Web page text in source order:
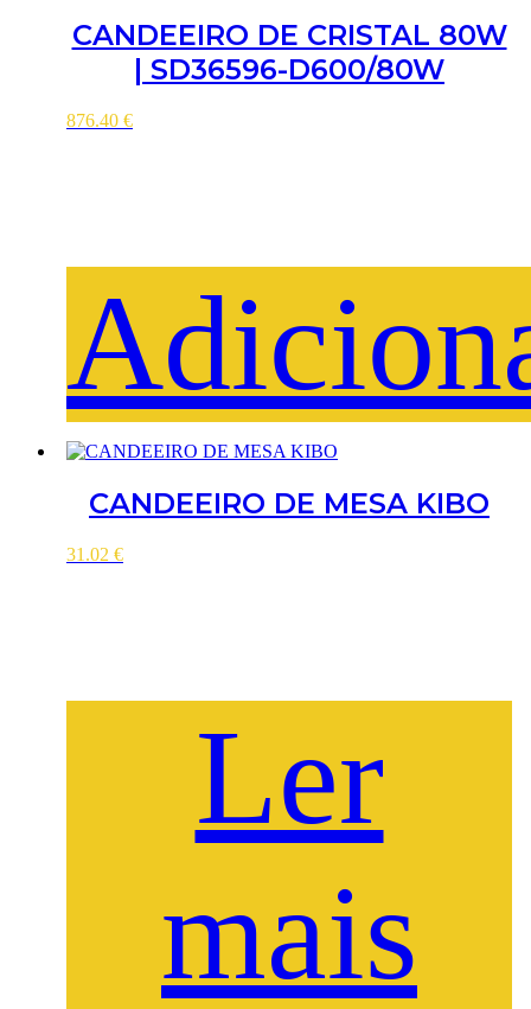
CANDEEIRO DE CRISTAL 80W
| SD36596-D600/80W
876.40 €
CANDEEIRO DE MESA KIBO
31.02 €
Ler
mais